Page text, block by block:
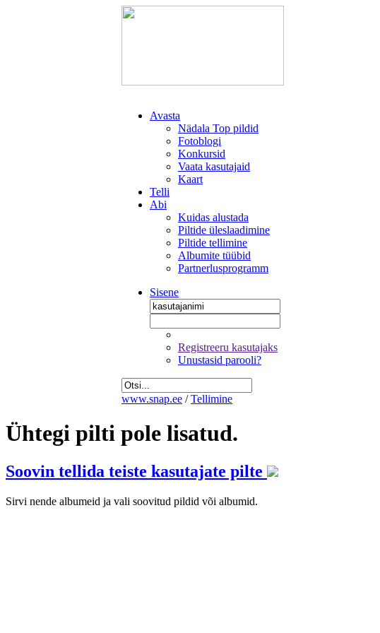
Avasta
Nädala Top pildid
Fotoblogi
Konkursid
Vaata kasutajaid
Kaart
Telli
Abi
Kuidas alustada
Piltide üleslaadimine
Piltide tellimine
Albumite tüübid
Partnerlusprogramm
Sisene
Registreeru kasutajaks
Unustasid parooli?
www.snap.ee / Tellimine
Ühtegi pilti pole lisatud.
Soovin tellida teiste kasutajate pilte
Sirvi nende albumeid ja vali soovitud pildid või albumid.